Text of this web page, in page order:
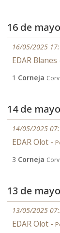
16 de
16/05/2025
EDAR Blanes
1 Corneja
14 de
14/05/2025
EDAR Olot -
3 Corneja
13 de
13/05/2025
EDAR Olot -